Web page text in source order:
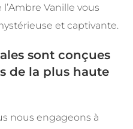
Vanille vous
et captivante.
sont conçues
de la plus haute
nous engageons à